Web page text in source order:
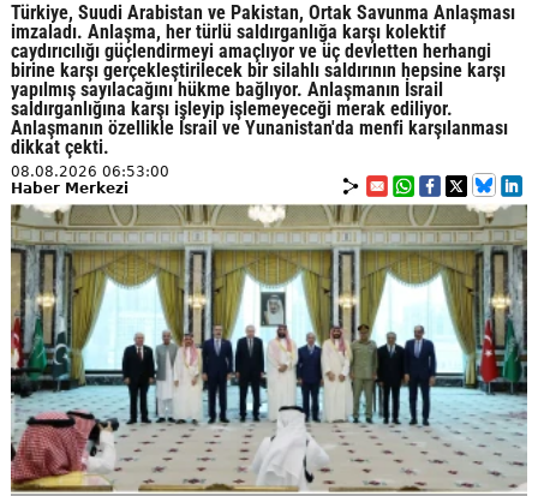
Türkiye, Suudi Arabistan ve Pakistan, Ortak Savunma Anlaşması
imzaladı. Anlaşma, her türlü saldırganlığa karşı kolektif
caydırıcılığı güçlendirmeyi amaçlıyor ve üç devletten herhangi
birine karşı gerçekleştirilecek bir silahlı saldırının hepsine karşı
yapılmış sayılacağını hükme bağlıyor. Anlaşmanın İsrail
saldırganlığına karşı işleyip işlemeyeceği merak ediliyor.
Anlaşmanın özellikle İsrail ve Yunanistan'da menfi karşılanması
dikkat çekti.
08.08.2026 06:53:00
Haber Merkezi